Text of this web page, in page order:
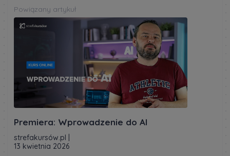
Powiązany artykuł
Premiera: Wprowadzenie do AI
strefakursów.pl
13 kwietnia 2026